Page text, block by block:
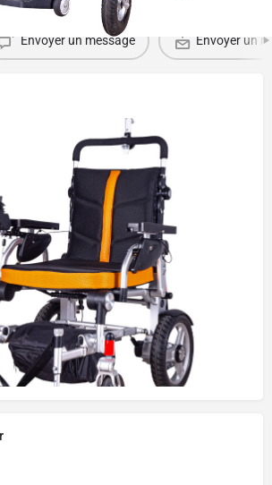
Envoyer un message Envoyer un